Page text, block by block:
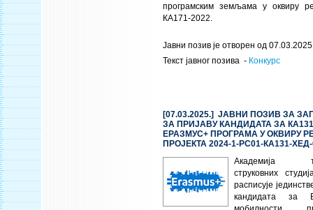
програмским земљама у оквиру
КА171-2022.
Јавни позив је отворен од
Текст јавног позива - Конкурс
[07.03.2025.] ЈАВНИ ПОЗИВ ЗА
ЗА ПРИЈАВУ КАНДИДАТА ЗА
ЕРАЗМУС+ ПРОГРАМА У ОКВИРУ
ПРОЈЕКТА 2024-1-РС01-КА131-ХЕД-
Академија
струковних
расписује
кандидата за